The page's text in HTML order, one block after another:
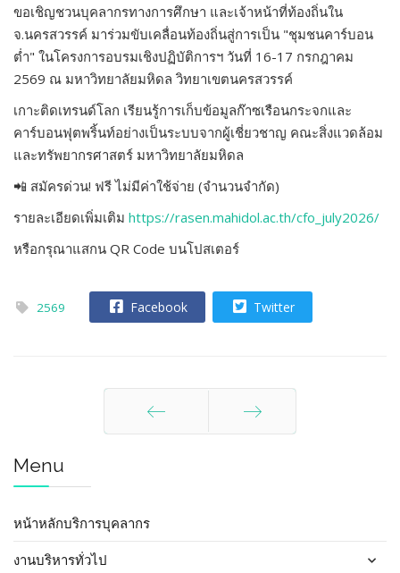
ขอเชิญชวนบุคลากรทางการศึกษา และเจ้าหน้าที่ท้องถิ่นใน
จ.นครสวรรค์ มาร่วมขับเคลื่อนท้องถิ่นสู่การเป็น "ชุมชนคาร์บอน
ต่ำ" ในโครงการอบรมเชิงปฏิบัติการฯ วันที่ 16-17 กรกฎาคม
2569 ณ มหาวิทยาลัยมหิดล วิทยาเขตนครสวรรค์
เกาะติดเทรนด์โลก เรียนรู้การเก็บข้อมูลก๊าซเรือนกระจกและ
คาร์บอนฟุตพริ้นท์อย่างเป็นระบบจากผู้เชี่ยวชาญ คณะสิ่งแวดล้อม
และทรัพยากรศาสตร์ มหาวิทยาลัยมหิดล
📲 สมัครด่วน! ฟรี ไม่มีค่าใช้จ่าย (จำนวนจำกัด)
รายละเอียดเพิ่มเติม https://rasen.mahidol.ac.th/cfo_july2026/
หรือกรุณาแสกน QR Code บนโปสเตอร์
2569 Facebook Twitter
Menu
หน้าหลักบริการบุคลากร
งานบริหารทั่วไป